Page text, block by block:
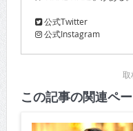
公式Twitter
公式Instagram
取
この記事の関連ペ